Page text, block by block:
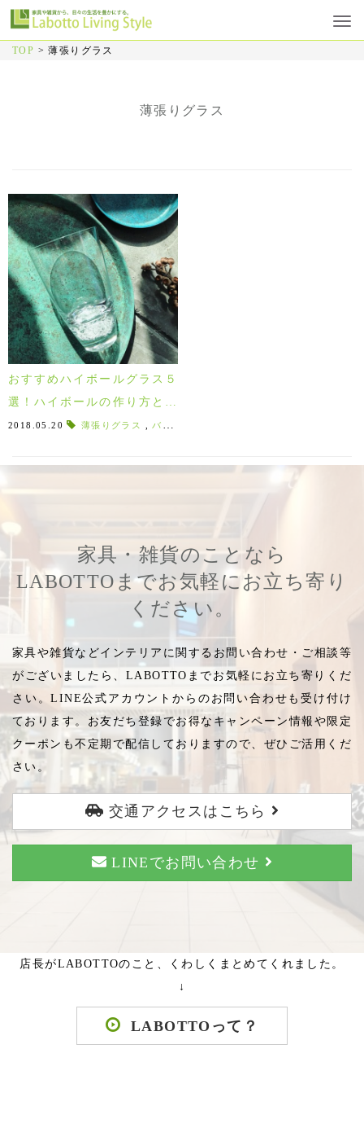
TOP >薄張りグラス
薄張りグラス
おすすめハイボールグラス５
選！ハイボールの作り方とハ
イボールグラスの選び方♪
2018.05.20 薄張りグラス バーテンダーおすすめ
家具・雑貨のことなら
LABOTTOまでお気軽にお立ち寄り
ください。
家具や雑貨などインテリアに関するお問い合わせ・ご相談等
がございましたら、LABOTTOまでお気軽にお立ち寄りくだ
さい。LINE公式アカウントからのお問い合わせも受け付け
ております。お友だち登録でお得なキャンペーン情報や限定
クーポンも不定期で配信しておりますので、ぜひご活用くだ
さい。
交通アクセスはこちら
LINEでお問い合わせ
店長がLABOTTOのこと、くわしくまとめてくれました。
↓
LABOTTOって？